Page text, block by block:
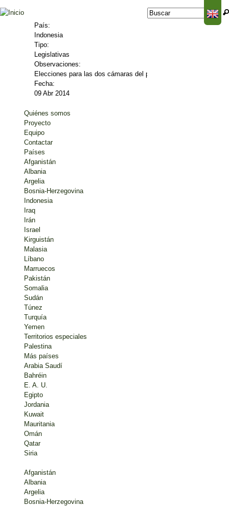
Formulario de
Buscar
País:
Indonesia
Tipo:
Legislativas
Observaciones:
Elecciones para las dos cámaras del parlamento indonesio al
Fecha:
09 Abr 2014
Quiénes somos
Proyecto
Equipo
Contactar
Países
Afganistán
Albania
Argelia
Bosnia-Herzegovina
Indonesia
Iraq
Irán
Israel
Kirguistán
Malasia
Líbano
Marruecos
Pakistán
Somalia
Sudán
Túnez
Turquía
Yemen
Territorios especiales
Palestina
Más países
Arabia Saudí
Bahréin
E. A. U.
Egipto
Jordania
Kuwait
Mauritania
Omán
Qatar
Siria
Afganistán
Albania
Argelia
Bosnia-Herzegovina